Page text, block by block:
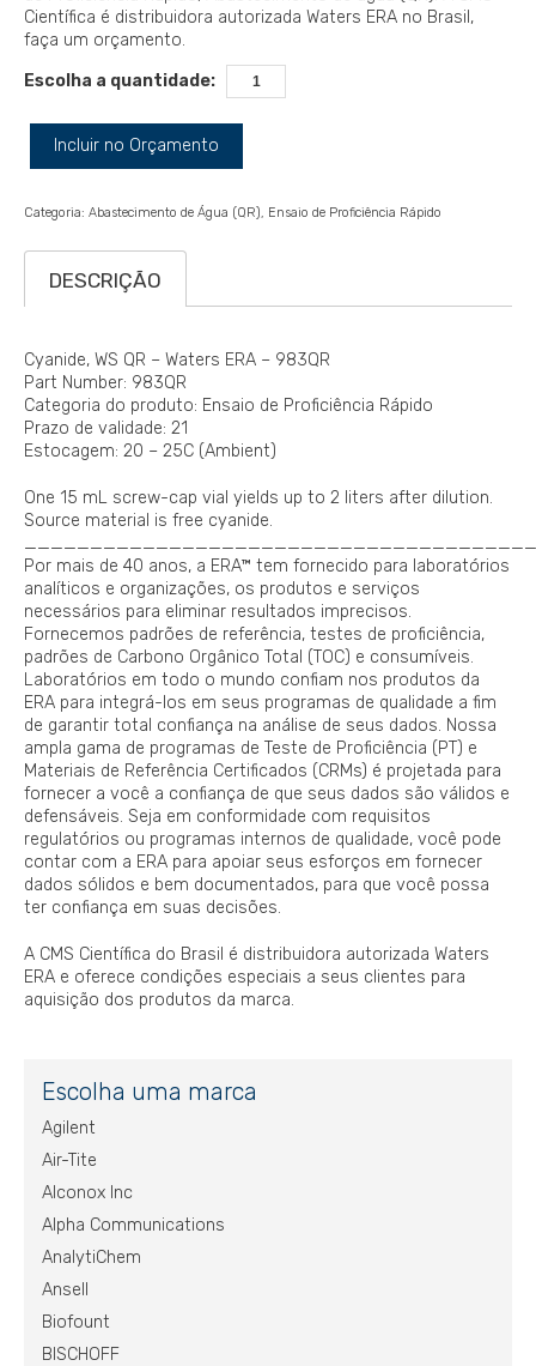
Científica é distribuidora autorizada Waters ERA no Brasil,
faça um orçamento.
Escolha a quantidade:
Incluir no Orçamento
Categoria: Abastecimento de Água (QR) Ensaio de Proficiência Rápido
DESCRIÇÃO
Cyanide, WS QR – Waters ERA – 983QR
Part Number: 983QR
Categoria do produto: Ensaio de Proficiência Rápido
Prazo de validade: 21
Estocagem: 20 – 25C (Ambient)
One 15 mL screw-cap vial yields up to 2 liters after dilution.
Source material is free cyanide.
Por mais de 40 anos, a ERA™ tem fornecido para laboratórios
analíticos e organizações, os produtos e serviços
necessários para eliminar resultados imprecisos.
Fornecemos padrões de referência, testes de proficiência,
padrões de Carbono Orgânico Total (TOC) e consumíveis.
Laboratórios em todo o mundo confiam nos produtos da
ERA para integrá-los em seus programas de qualidade a fim
de garantir total confiança na análise de seus dados. Nossa
ampla gama de programas de Teste de Proficiência (PT) e
Materiais de Referência Certificados (CRMs) é projetada para
fornecer a você a confiança de que seus dados são válidos e
defensáveis. Seja em conformidade com requisitos
regulatórios ou programas internos de qualidade, você pode
contar com a ERA para apoiar seus esforços em fornecer
dados sólidos e bem documentados, para que você possa
ter confiança em suas decisões.
A CMS Científica do Brasil é distribuidora autorizada Waters
ERA e oferece condições especiais a seus clientes para
aquisição dos produtos da marca.
Escolha uma marca
Agilent
Air-Tite
Alconox Inc
Alpha Communications
AnalytiChem
Ansell
Biofount
BISCHOFF